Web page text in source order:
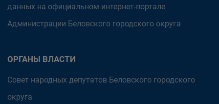
данных на официальном интернет-портале
Администрации Беловского городского округа
ОРГАНЫ ВЛАСТИ
Совет народных депутатов Беловского городского
округа